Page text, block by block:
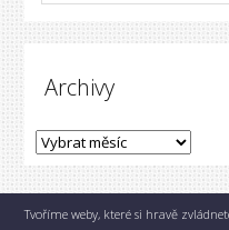
Archivy
Tvoříme weby, které si hravě